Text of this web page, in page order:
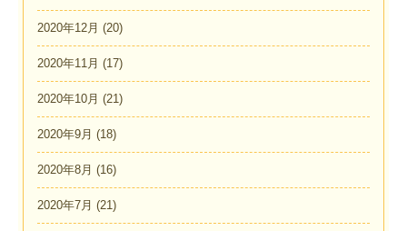
2020年12月 (20)
2020年11月 (17)
2020年10月 (21)
2020年9月 (18)
2020年8月 (16)
2020年7月 (21)